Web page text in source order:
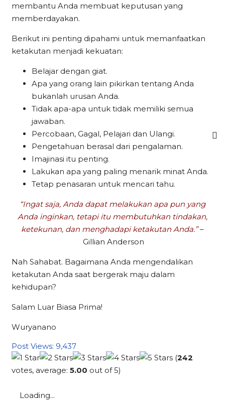
membantu Anda membuat keputusan yang
memberdayakan.
Berikut ini penting dipahami untuk memanfaatkan
ketakutan menjadi kekuatan:
Belajar dengan giat.
Apa yang orang lain pikirkan tentang Anda
bukanlah urusan Anda.
Tidak apa-apa untuk tidak memiliki semua
jawaban.
Percobaan, Gagal, Pelajari dan Ulangi.
Pengetahuan berasal dari pengalaman.
Imajinasi itu penting.
Lakukan apa yang paling menarik minat Anda.
Tetap penasaran untuk mencari tahu.
“Ingat saja, Anda dapat melakukan apa pun yang
Anda inginkan, tetapi itu membutuhkan tindakan,
ketekunan, dan menghadapi ketakutan Anda.”–
Gillian Anderson
Nah Sahabat. Bagaimana Anda mengendalikan
ketakutan Anda saat bergerak maju dalam
kehidupan?
Salam Luar Biasa Prima!
Wuryanano
Post Views: 9,437
(242
votes, average:5.00 out of 5)
Loading...